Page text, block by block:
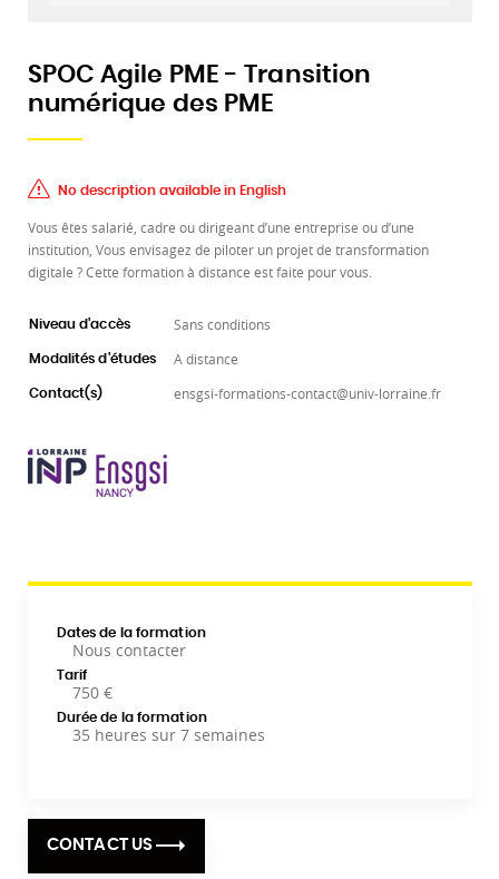
SPOC Agile PME - Transition
numérique des PME
No description available in English
Vous êtes salarié, cadre ou dirigeant d’une entreprise ou d’une
institution, Vous envisagez de piloter un projet de transformation
digitale ? Cette formation à distance est faite pour vous.
Niveau d'accès Sans conditions
Modalités d'études A distance
Contact(s) ensgsi-formations-contact@univ-lorraine.fr
Dates de la formation
Nous contacter
Tarif
750 €
Durée de la formation
35 heures sur 7 semaines
CONTACT US